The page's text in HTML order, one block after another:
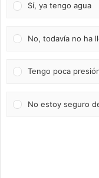
Sí, ya tengo agua
No, todavía no ha
Tengo poca
No estoy seguro